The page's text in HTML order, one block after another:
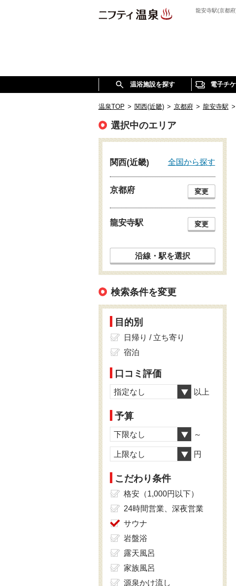
龍安寺駅(京都
温浴施設を探す 電子チ
温泉TOP > 関西(近畿) > 京都府 > 龍安寺駅 >
選択中のエリア
関西(近畿) 全国から探す
京都府 変更
龍安寺駅 変更
沿線・駅を選択
検索条件を変更
目的別
日帰り / 立ち寄り
宿泊
口コミ評価
指定なし 以上
予算
下限なし ～
上限なし 円
こだわり条件
格安（1,000円以下）
24時間営業、深夜営業
サウナ
岩盤浴
露天風呂
家族風呂
源泉かけ流し